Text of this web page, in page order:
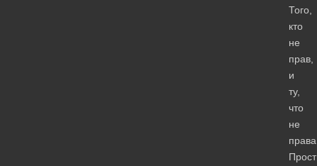
Того,
кто
не
прав,
и
ту,
что
не